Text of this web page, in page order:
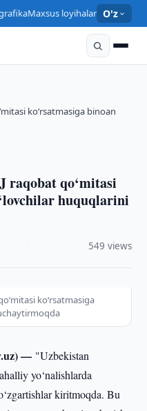
Maxsus loyihalar O'z
ko‘rsatmasiga binoan
raqobat qo‘mitasi
huquqlarini
549 views
ko‘rsatmasiga
— "Uzbekistan
yo‘nalishlarda
kiritmoqda. Bu